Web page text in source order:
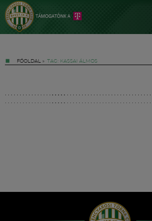
FŐOLDAL » TAG: KASSAI ÁLMOS
Hírek